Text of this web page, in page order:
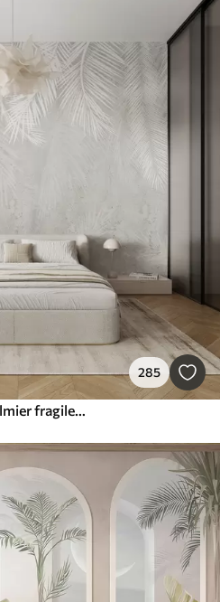
285
Papiers peints Feuilles de palmier fragiles blanches avec texture grunge